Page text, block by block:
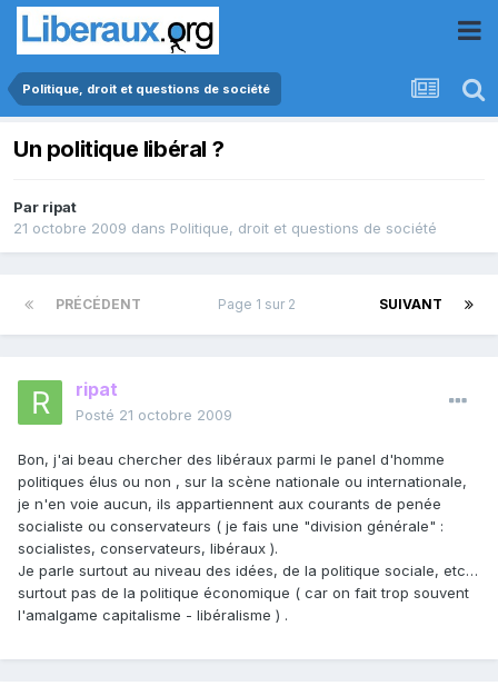
Politique, droit et questions de société
Un politique libéral ?
Par ripat
21 octobre 2009 dans Politique, droit et questions de société
PRÉCÉDENT SUIVANT
Page 1 sur 2
ripat
Posté 21 octobre 2009
Bon, j'ai beau chercher des libéraux parmi le panel d'homme
politiques élus ou non , sur la scène nationale ou internationale,
je n'en voie aucun, ils appartiennent aux courants de penée
socialiste ou conservateurs ( je fais une "division générale" :
socialistes, conservateurs, libéraux ).
Je parle surtout au niveau des idées, de la politique sociale, etc…
surtout pas de la politique économique ( car on fait trop souvent
l'amalgame capitalisme - libéralisme ) .